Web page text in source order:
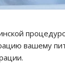
вашему